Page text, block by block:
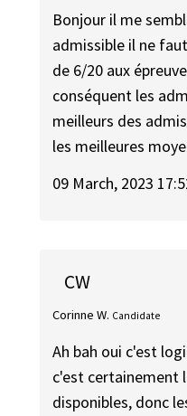
Bonjour il me
admissible il ne
de 6/20 aux
conséquent les
meilleurs des
les meilleures
09 March, 2023
CW
Corinne W. Candidate
Ah bah oui c'est
c'est certainement
disponibles, donc